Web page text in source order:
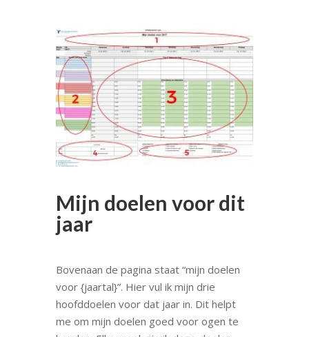
Mijn doelen voor dit
jaar
Bovenaan de pagina staat “mijn doelen
voor {jaartal}”. Hier vul ik mijn drie
hoofddoelen voor dat jaar in. Dit helpt
me om mijn doelen goed voor ogen te